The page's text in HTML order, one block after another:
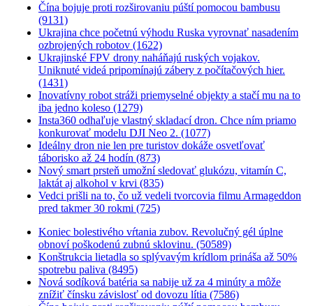
Čína bojuje proti rozširovaniu púští pomocou bambusu
(9131)
Ukrajina chce početnú výhodu Ruska vyrovnať nasadením
ozbrojených robotov (1622)
Ukrajinské FPV drony naháňajú ruských vojakov.
Uniknuté videá pripomínajú zábery z počítačových hier.
(1431)
Inovatívny robot stráži priemyselné objekty a stačí mu na to
iba jedno koleso (1279)
Insta360 odhaľuje vlastný skladací dron. Chce ním priamo
konkurovať modelu DJI Neo 2. (1077)
Ideálny dron nie len pre turistov dokáže osvetľovať
táborisko až 24 hodín (873)
Nový smart prsteň umožní sledovať glukózu, vitamín C,
laktát aj alkohol v krvi (835)
Vedci prišli na to, čo už vedeli tvorcovia filmu Armageddon
pred takmer 30 rokmi (725)
Koniec bolestivého vŕtania zubov. Revolučný gél úplne
obnoví poškodenú zubnú sklovinu. (50589)
Konštrukcia lietadla so splývavým krídlom prináša až 50%
spotrebu paliva (8495)
Nová sodíková batéria sa nabije už za 4 minúty a môže
znížiť čínsku závislosť od dovozu lítia (7586)